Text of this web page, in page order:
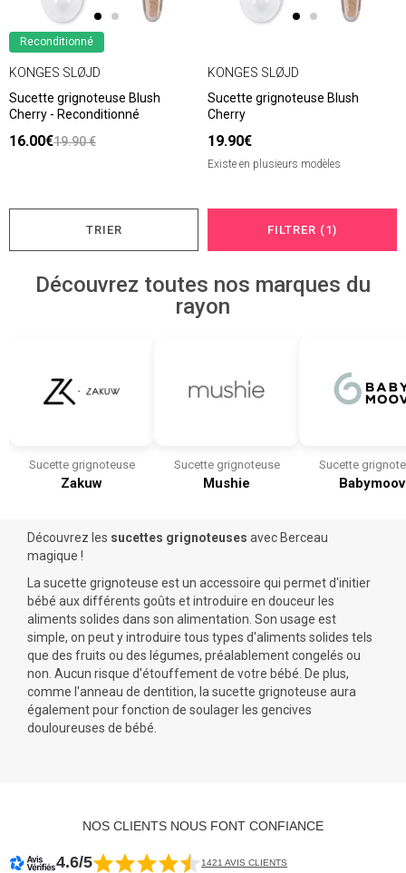
Reconditionné
KONGES SLØJD
Sucette grignoteuse Blush
Cherry - Reconditionné
16.00€19.90 €
KONGES SLØJD
Sucette grignoteuse Blush
Cherry
19.90€
Existe en plusieurs modèles
TRIER FILTRER (1)
Découvrez toutes nos marques du
rayon
Sucette grignoteuse
Zakuw
Sucette grignoteuse
Mushie
Sucette
Babymoov
Découvrez les sucettes grignoteuses avec Berceau
magique !
La sucette grignoteuse est un accessoire qui permet d'initier
bébé aux différents goûts et introduire en douceur les
aliments solides dans son alimentation. Son usage est
simple, on peut y introduire tous types d'aliments solides tels
que des fruits ou des légumes, préalablement congelés ou
non. Aucun risque d'étouffement de votre bébé. De plus,
comme l'anneau de dentition, la sucette grignoteuse aura
également pour fonction de soulager les gencives
douloureuses de bébé.
NOS CLIENTS NOUS FONT CONFIANCE
4.6/5 1421 AVIS CLIENTS